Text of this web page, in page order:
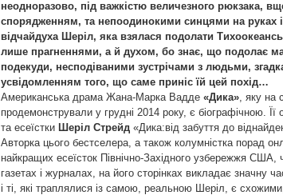
неодноразово, під важкістю величезного рюкзака,
спорядженням, та непоодинокими синцями на руках
відчайдуха Шеріл, яка взялася подолати
лише прагненнями, а й духом, бо знає, що подолає
подекуди, несподіваними зустрічами з людьми,
усвідомленням того, що саме приніс їй цей похід…
Американська драма Жана-Марка Вадде «Дика», яку на
продемонстрували у грудні 2014 року, є біографічною.
та есеїстки Шеріл Стрейд«Дика:від забуття до
Авторка цього бестселера, а також колумністка порад
найкращих есеїсток Північно-Західного узбережжя США,
газетах і журналах, на його сторінках викладає значну
і ті, які траплялися із самою, реальною Шеріл, є